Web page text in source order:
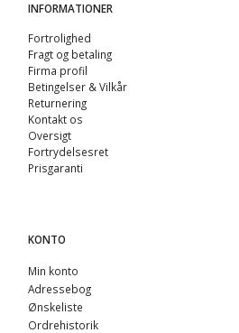
INFORMATIONER
Fortrolighed
Fragt og betaling
Firma profil
Betingelser & Vilkår
Returnering
Kontakt os
Oversigt
Fortrydelsesret
Prisgaranti
KONTO
Min konto
Adressebog
Ønskeliste
Ordrehistorik